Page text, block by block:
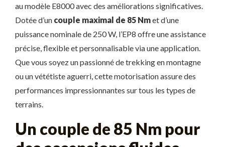
au modèle E8000 avec des améliorations significatives.
Dotée d’un couple maximal de 85 Nmet d’une
puissance nominale de 250 W, l’EP8 offre une assistance
précise, flexible et personnalisable via une application.
Que vous soyez un passionné de trekking en montagne
ou un vététiste aguerri, cette motorisation assure des
performances impressionnantes sur tous les types de
terrains.
Un couple de 85 Nm pour